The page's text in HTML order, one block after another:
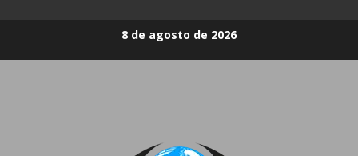
8 de agosto de 2026